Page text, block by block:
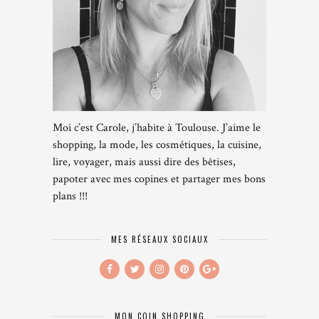
Moi c’est Carole, j’habite à Toulouse. J’aime le
shopping, la mode, les cosmétiques, la cuisine,
lire, voyager, mais aussi dire des bêtises,
papoter avec mes copines et partager mes bons
plans !!!
MES RÉSEAUX SOCIAUX
MON COIN SHOPPING